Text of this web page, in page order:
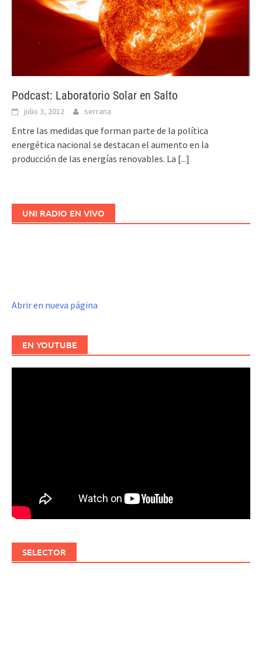
Podcast: Laboratorio Solar en Salto
julio 3, 2012 serrana
Entre las medidas que forman parte de la política
energética nacional se destacan el aumento en la
producción de las energías renovables. La [...]
UNI RADIO EN VIVO
Abrir en nueva página
EN YOUTUBE
SELECTOR